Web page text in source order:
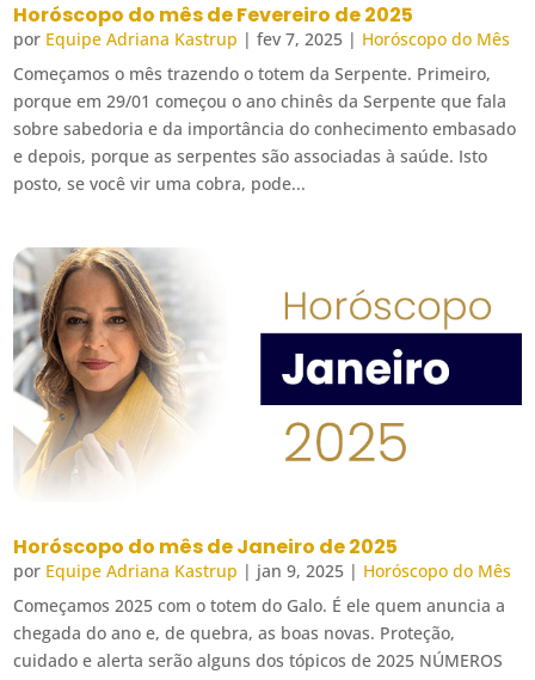
Horóscopo do mês de Fevereiro de 2025
por Equipe Adriana Kastrup |fev 7, 2025 | Horóscopo do Mês
Começamos o mês trazendo o totem da Serpente. Primeiro,
porque em 29/01 começou o ano chinês da Serpente que fala
sobre sabedoria e da importância do conhecimento embasado
e depois, porque as serpentes são associadas à saúde. Isto
posto, se você vir uma cobra, pode...
Horóscopo do mês de Janeiro de 2025
por Equipe Adriana Kastrup | jan 9, 2025 | Horóscopo do Mês
Começamos 2025 com o totem do Galo. É ele quem anuncia a
chegada do ano e, de quebra, as boas novas. Proteção,
cuidado e alerta serão alguns dos tópicos de 2025 NÚMEROS